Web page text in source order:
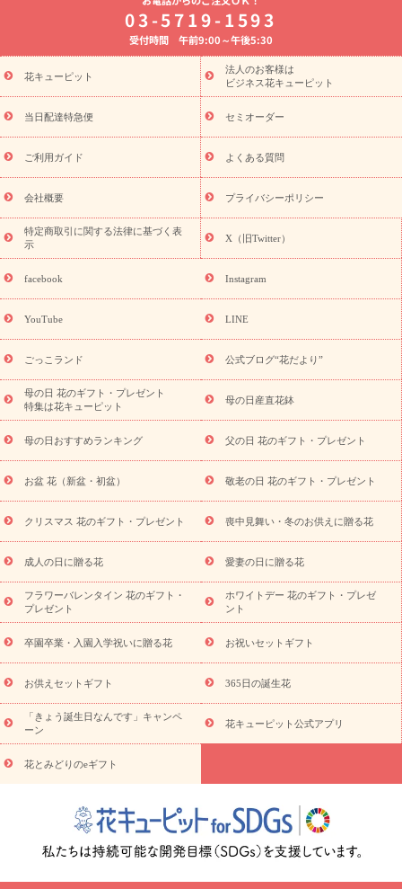
8月の誕生花(トルコキキョウ)
開店・開業祝い
お供え・お悔やみ お供え・お悔やみの花
通夜・葬儀に贈る花 胡蝶蘭・花鉢
ーブドフラワー
季節のイベント
ひまわり ギフト・プレゼント
特集
お盆 花（新盆・初盆） 季節のイベント
お盆 花（新
盆・初盆）
お盆 花（新盆・初盆）
お盆・お供え 花とセットギ
フト
お盆・お供え プリザーブドフラワー
ひまわり ギフト・プ
レゼント特集
夏の花贈り・お中元・暑中見舞い 花のギフト特集
敬老の日におくる花ギフト・プレゼント特集
花ギフト・プレゼント特集
敬老の日 花のおすすめランキング
敬
老の日 花鉢植えのギフト・プレゼント特集
敬老の日 花とセットギ
フト・プレゼント特集
敬老の日の花 全てのギフト一覧
キャン
ペーン
「きょう誕生日なんです」キャンペーン
探す
誕生日フラワーギフト 誕生日フラワーギフト特集
誕生
日フラワーギフト商品一覧
ユリ トルコキキョウ
誕生花(トルコキキョウ)
9月の誕生花(リンドウ)
誕生日セット
ギフト
「きょう誕生日なんです」キャンペーン
用途から探す お祝いの花特集 当日配達特急便
お祝い商品
一覧
お祝い 新築・引っ越し祝い
結婚記念日
結婚祝い 出産祝い 退院祝い・快気祝い
還暦
祝い・長寿祝い
プチギフト ペットのお祝いフラワー
元・暑中見舞い
敬老の日
お供え
お供え・お悔やみ商品一覧 お供え・お悔やみの花
十九日法要以降に贈る花
通夜・葬儀に贈る花
お供え お花とセッ
お盆（新盆・初盆）
お祝い返し お見舞い
お取り
プリザーブドフラワー
スタイルから探す
アレンジメント
蘭・花鉢
ミディ胡蝶蘭・お祝い ミディ胡蝶蘭・お供え
の青色胡蝶蘭
観葉植物 観葉植物 産直多肉植物
プリザーブ
ドフラワー
お祝い お供え・お悔やみ 花とセットギフト
ミオーダー
プチギフト（hanamore -ハナモア-）
花とみどりの
eギフト
花キューピットのeGfit カラー ピンク
レンジ
レッド お花の種類 バラ ユリ トルコキキョウ
予
算から探す
お祝い お祝い・3000円～ お祝い・
お祝い・5000円～ お祝い・7000円～ お祝い・10000円～
お供え・お悔やみ
お供え・お悔やみ・3000円～
お供え・お
悔やみ・5000円～ お供え・お悔やみ・7000円～
お供え・お悔
やみ・10000円～
365日の誕生花カレンダー
開店・開業祝
お祝いを贈るときのマナー・
花キューピットのお祝いコラム一覧
誕生日のお花を「色
彩心理学」で選ぶ方法
結婚祝いの予算相場
出産祝いお役立ち情
転職祝いのマナー基礎知識
ペットのお祝いワンポイントアド
バイス
スタンド花（フラスタ）のマナー
お見舞いのマナーとル
03-5719-1593
受付時間 午前9:00～午後5:30
花キューピット
法人のお客様は
ビジネス花キューピット
当日配達特急便 セミオーダー
ご利用ガイド よくある質問
会社概要 プライバシーポリシー
特定商取引に関する法律に基づく表
示
X（旧Twitter）
facebook Instagram
YouTube LINE
ごっこランド 公式ブログ“花だより”
母の日 花のギフト・プレゼント
特集は花キューピット
母の日産直花鉢
母の日おすすめランキング 父の日 花のギフト・プレゼント
お盆 花（新盆・初盆） 敬老の日 花のギフト・プレゼント
クリスマス 花のギフト・プレゼント 喪中見舞い・冬のお供えに贈る花
成人の日に贈る花 愛妻の日に贈る花
フラワーバレンタイン 花のギフト・
プレゼント
ホワイトデー 花のギフト・プレゼ
ント
卒園卒業・入園入学祝いに贈る花 お祝いセットギフト
お供えセットギフト 365日の誕生花
「きょう誕生日なんです」キャンペ
ーン
花キューピット公式アプリ
花とみどりのeギフト